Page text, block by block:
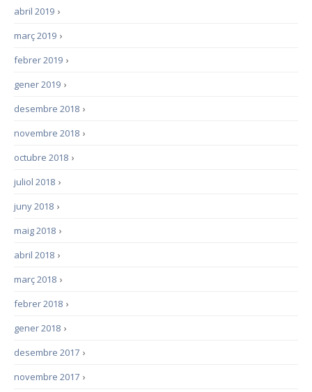
›
abril 2019
›
març 2019
›
febrer 2019
›
gener 2019
›
desembre 2018
›
novembre 2018
›
octubre 2018
›
juliol 2018
›
juny 2018
›
maig 2018
›
abril 2018
›
març 2018
›
febrer 2018
›
gener 2018
›
desembre 2017
›
novembre 2017